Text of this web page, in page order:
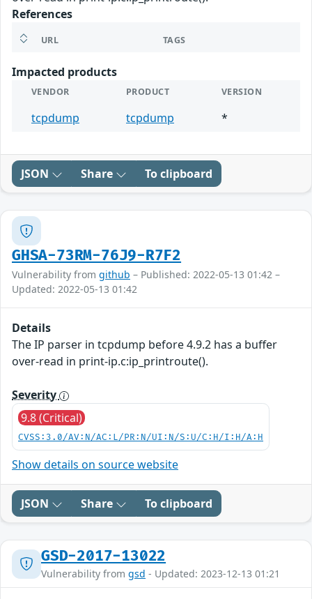
References
URL TAGS
Impacted products
VENDOR PRODUCT VERSION
tcpdump tcpdump *
JSON Share To clipboard
GHSA-73RM-76J9-R7F2
Vulnerability from github – Published: 2022-05-13 01:42 –
Updated: 2022-05-13 01:42
Details
The IP parser in tcpdump before 4.9.2 has a buffer
over-read in print-ip.c:ip_printroute().
Severity
9.8 (Critical)
CVSS:3.0/AV:N/AC:L/PR:N/UI:N/S:U/C:H/I:H/A:H
Show details on source website
JSON Share To clipboard
GSD-2017-13022
Vulnerability from gsd - Updated: 2023-12-13 01:21